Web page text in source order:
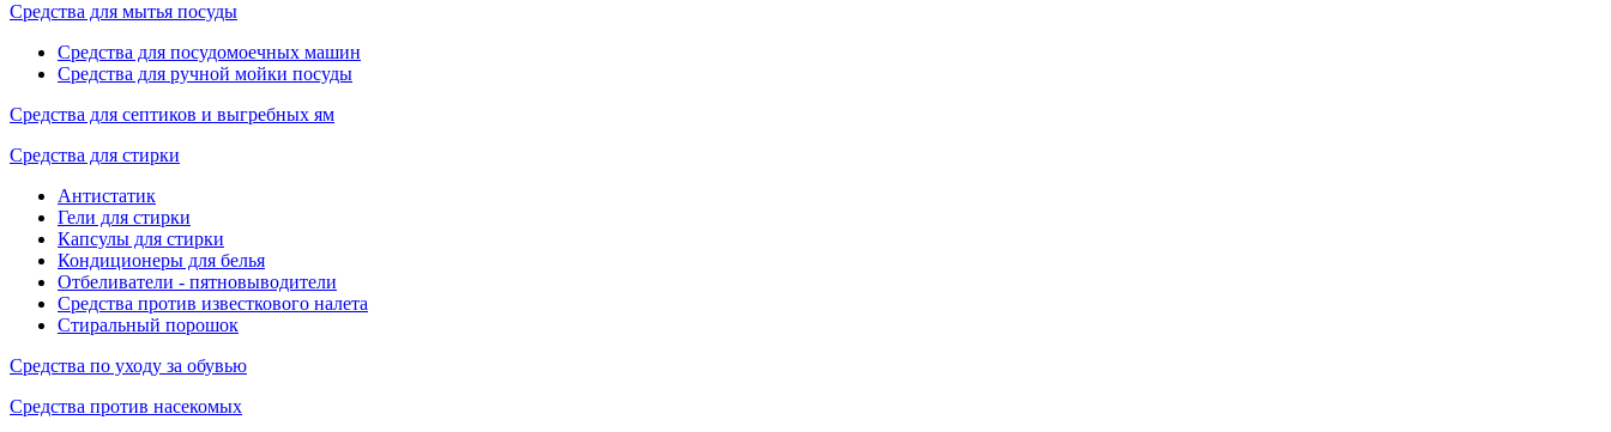
Средства для мытья посуды
Средства для посудомоечных машин
Средства для ручной мойки посуды
Средства для септиков и выгребных ям
Средства для стирки
Антистатик
Гели для стирки
Капсулы для стирки
Кондиционеры для белья
Отбеливатели - пятновыводители
Средства против известкового налета
Стиральный порошок
Средства по уходу за обувью
Средства против насекомых